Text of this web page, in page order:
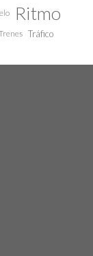
Ritmo
Tráfico